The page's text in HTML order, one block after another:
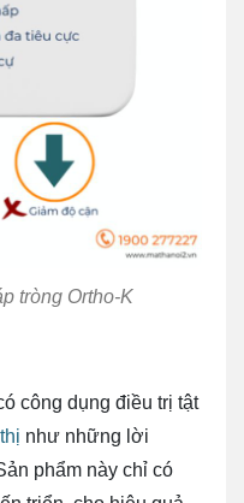
tròng Ortho-K
công dụng điều trị tật
như những lời
phẩm này chỉ có